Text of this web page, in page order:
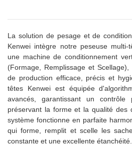
La solution de pesage et de
Kenwei intègre notre peseuse
une machine de conditionnement
(Formage, Remplissage et
de production efficace, précis et
têtes Kenwei est équipée
avancés, garantissant un
préservant la forme et la qualité des
système fonctionne en parfaite
qui forme, remplit et scelle les
constante et une excellente étanchéité.